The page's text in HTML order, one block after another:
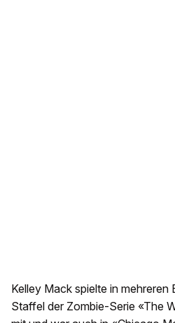
Kelley Mack spielte in mehreren
Staffel der Zombie-Serie «The